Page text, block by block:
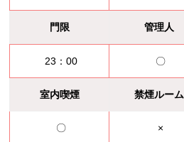
門限 管理人
23：00 〇
室内喫煙 禁煙ルーム
〇 ×